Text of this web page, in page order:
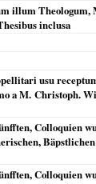
illum
inclusa
usu
a M. Christoph.
Colloquien
Colloquien